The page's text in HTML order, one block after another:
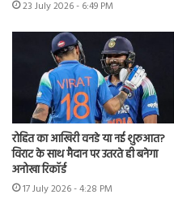
23 July 2026 - 6:49 PM
रोहित का आखिरी वनडे या नई शुरुआत?
विराट के साथ मैदान पर उतरते ही बनेगा
अनोखा रिकॉर्ड
17 July 2026 - 4:28 PM